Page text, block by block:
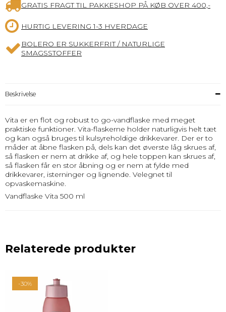
GRATIS FRAGT TIL PAKKESHOP PÅ KØB OVER 400,-
HURTIG LEVERING 1-3 HVERDAGE
BOLERO ER SUKKERFRIT / NATURLIGE
SMAGSSTOFFER
Beskrivelse
Vita er en flot og robust to go-vandflaske med meget
praktiske funktioner. Vita-flaskerne holder naturligvis helt tæt
og kan også bruges til kulsyreholdige drikkevarer. Der er to
måder at åbne flasken på, dels kan det øverste låg skrues af,
så flasken er nem at drikke af, og hele toppen kan skrues af,
så flasken får en stor åbning og er nem at fylde med
drikkevarer, isterninger og lignende. Velegnet til
opvaskemaskine.
Vandflaske Vita 500 ml
Relaterede produkter
-30%